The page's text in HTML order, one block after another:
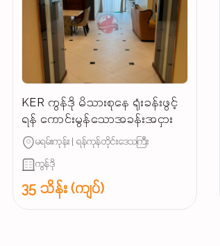
KER ကွန်ဒို မိသားစုနေ ရုံးခန်းဖွင့်
ရန် ကောင်းမွန်သောအခန်းအငှား
မရမ်းကုန်း | ရန်ကုန်တိုင်းဒေသကြီး
ကွန်ဒို
35 သိန်း (ကျပ်)